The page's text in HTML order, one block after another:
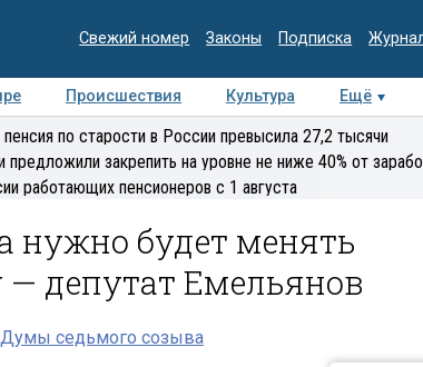
Свежий номер Законы Подписка
Происшествия Культура Ещё
Медиацентр Интервью Колумнисты
по старости в России превысила 27,2 тысячи
закрепить на уровне не ниже 40% от
работающих пенсионеров с 1 августа
нужно будет менять
депутат Емельянов
Думы седьмого созыва